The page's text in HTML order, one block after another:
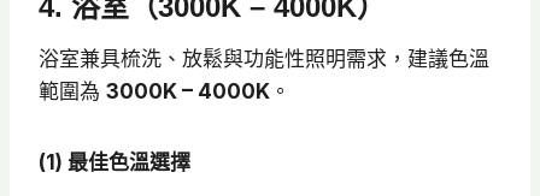
4. 浴室（3000K – 4000K）
浴室兼具梳洗、放鬆與功能性照明需求，建議色溫
範圍為 3000K – 4000K 。
(1) 最佳色溫選擇